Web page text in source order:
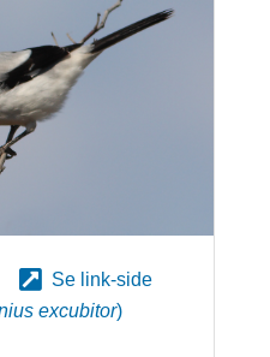
Se link-side
excubitor)